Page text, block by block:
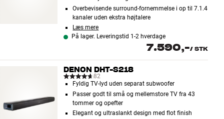
Overbevisende surround-fornemmelse i op til 7.1.4
kanaler uden ekstra højtalere
Læs mere
På lager. Leveringstid 1-2 hverdage
7.590,-/ STK
DENON DHT-S218
82
Fyldig TV-lyd uden separat subwoofer
Passer godt til små og mellemstore TV fra 43
tommer og opefter
Elegant og ultraslankt design med flot finish